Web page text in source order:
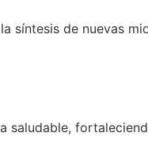
de nuevas